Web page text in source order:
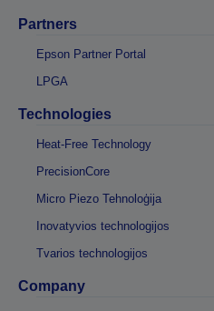
Partners
Epson Partner Portal
LPGA
Technologies
Heat-Free Technology
PrecisionCore
Micro Piezo Tehnoloģija
Inovatyvios technologijos
Tvarios technologijos
Company